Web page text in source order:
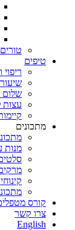
טיפים
שלום
עצות
מתכונים
מנות
קורס
צרו קשר
English